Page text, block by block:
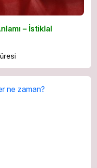
– İstiklal